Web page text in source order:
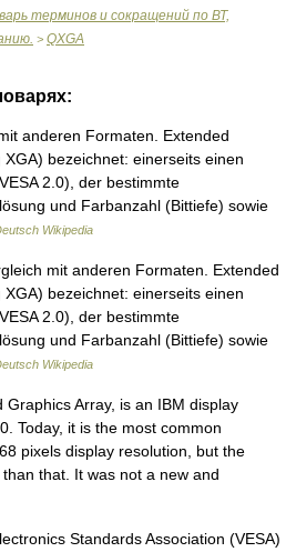
терминов и сокращений по ВТ,
> QXGA
anderen Formaten. Extended
bezeichnet: einerseits einen
2.0), der bestimmte
und Farbanzahl (Bittiefe) sowie
Wikipedia
mit anderen Formaten. Extended
bezeichnet: einerseits einen
2.0), der bestimmte
und Farbanzahl (Bittiefe) sowie
Wikipedia
Array, is an IBM display
Today, it is the most common
pixels display resolution, but the
that. It was not a new and
Standards Association (VESA)